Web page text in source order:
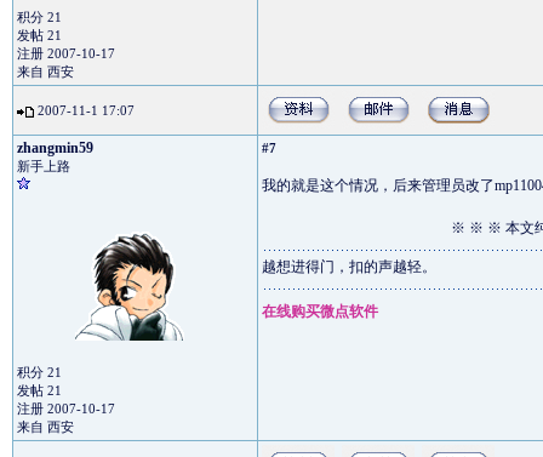
积分 21
发帖 21
注册 2007-10-17
来自 西安
2007-11-1 17:07
zhangmin59
新手上路
积分 21
发帖 21
注册 2007-10-17
来自 西安
#7
我的就是这个情况，后来管理员改了
※ ※ ※ 本文纯
越想进得门，扣的声越轻。
在线购买微点软件